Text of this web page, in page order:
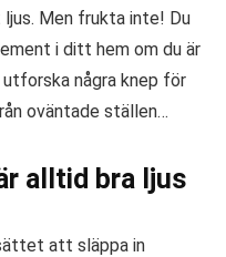
Men frukta inte! Du
i ditt hem om du är
några knep för
oväntade ställen…
alltid bra ljus
att släppa in